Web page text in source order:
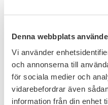
Denna webbplats
Vi använder
och annonserna till
för sociala medier och
vidarebefordrar även
information från din enhet